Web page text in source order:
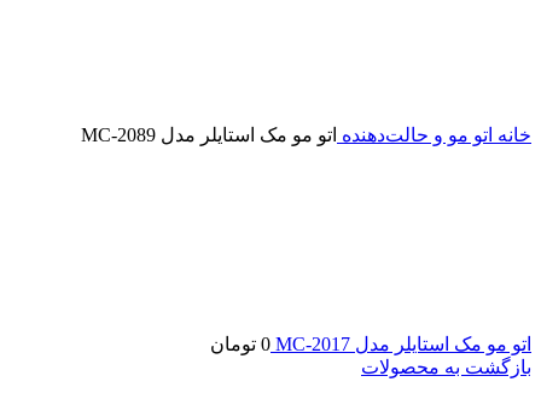
خانه اتو مو و حالت‌دهنده اتو مو مک استایلر مدل MC-2089
اتو مو مک استایلر مدل MC-2017 0 تومان
بازگشت به محصولات